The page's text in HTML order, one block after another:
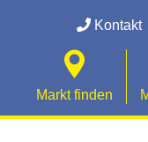
Kontakt
Markt finden